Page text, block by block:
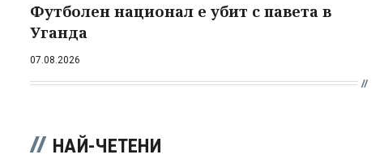
Футболен национал е убит с павета в
Уганда
07.08.2026
НАЙ-ЧЕТЕНИ